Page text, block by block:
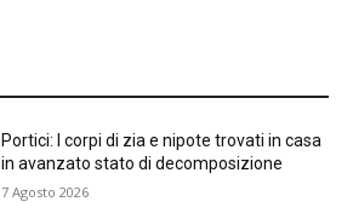
Portici: I corpi di zia e nipote trovati in casa
in avanzato stato di decomposizione
7 Agosto 2026